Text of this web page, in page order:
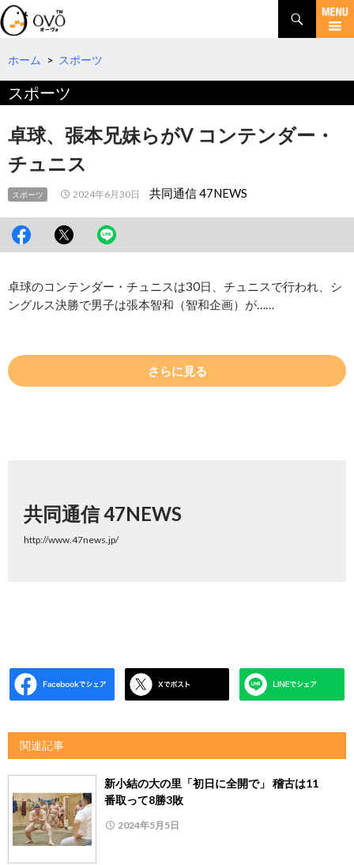
検
索
コ
テ
へ
動
ホーム > スポーツ
スポーツ
卓球、張本兄妹らがV コンテンダー・
チュニス
スポーツ 2024年6月30日 共同通信 47NEWS
卓球のコンテンダー・チュニスは30日、チュニスで行われ、シ
ングルス決勝で男子は張本智和（智和企画）が……
さらに見る
共同通信 47NEWS
http://www.47news.jp/
関連記事
新小結の大の里「初日に全開で」 稽古は11
番取って8勝3敗
2024年5月5日